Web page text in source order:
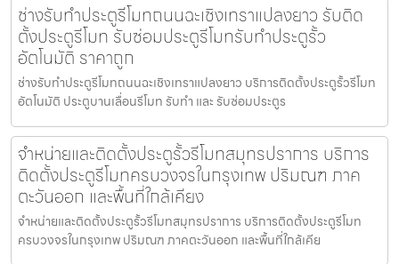
ช่างรับทำประตูรีโมทถนนฉะเชิงเทราแปลงยาว รับติด
ตั้งประตูรีโมท รับซ่อมประตูรีโมทรับทำประตูรั้ว
อัตโนมัติ ราคาถูก
ช่างรับทำประตูรีโมทถนนฉะเชิงเทราแปลงยาว บริการติดตั้งประตูรั้วรีโมท
อัตโนมัติ ประตูบานเลื่อนรีโมท รับทำ และ รับซ่อมประตูร
จำหน่ายและติดตั้งประตูรั้วรีโมทสมุทรปราการ บริการ
ติดตั้งประตูรีโมทครบวงจรในกรุงเทพ ปริมณฑ ภาค
ตะวันออก และพื้นที่ใกล้เคียง
จำหน่ายและติดตั้งประตูรั้วรีโมทสมุทรปราการ บริการติดตั้งประตูรีโมท
ครบวงจรในกรุงเทพ ปริมณฑ ภาคตะวันออก และพื้นที่ใกล้เคีย